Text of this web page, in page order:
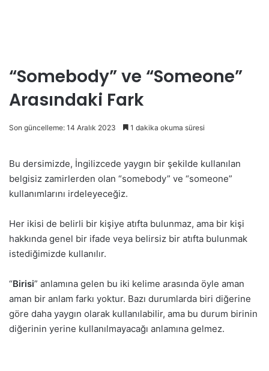
“Somebody” ve “Someone”
Arasındaki Fark
Son güncelleme: 14 Aralık 2023 1 dakika okuma süresi
Bu dersimizde, İngilizcede yaygın bir şekilde kullanılan
belgisiz zamirlerden olan “somebody” ve “someone”
kullanımlarını irdeleyeceğiz.
Her ikisi de belirli bir kişiye atıfta bulunmaz, ama bir kişi
hakkında genel bir ifade veya belirsiz bir atıfta bulunmak
istediğimizde kullanılır.
“Birisi” anlamına gelen bu iki kelime arasında öyle aman
aman bir anlam farkı yoktur. Bazı durumlarda biri diğerine
göre daha yaygın olarak kullanılabilir, ama bu durum birinin
diğerinin yerine kullanılmayacağı anlamına gelmez.